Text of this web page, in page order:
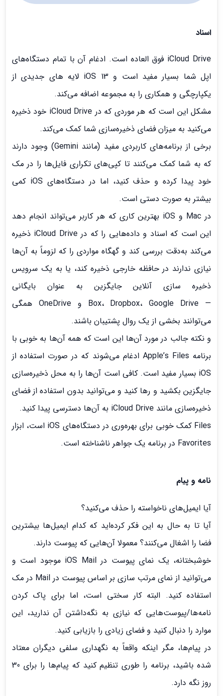
اسناد
iCloud Drive فوق العاده است. ادغام آن با تمام دستگاه‌های
اپل شما بسیار مفید است و iOS 13 لایه های جدیدی از
یکپارچگی و همکاری را به مجموعه اضافه می‌کند.
مشکل این است که هر موردی که در iCloud Drive خود ذخیره
می‌کنید به میزان فضای ذخیره‌سازی شما کمک می‌کند.
برخی از برنامه‌های کاربردی مفید (مانند Gemini) وجود دارند
که به شما کمک می‌کنند تا کپی‌های تکراری فایل‌ها را در مک
خود پیدا کرده و حذف کنید، اما در دستگاه‌های iOS کمی
بیشتر به صورت دستی است.
در Mac و iOS بهترین کاری که هر کاربر می‌تواند انجام دهد
این است که اسناد و داده‌هایی را که در iCloud Drive ذخیره
می‌کند به‌دقت بررسی کند و گهگاه مواردی را که لزوماً به آن‌ها
نیازی ندارند در حافظه خارجی ذخیره کند، یا به یک سرویس
ذخیره سازی آنلاین جایگزین به عنوان بایگانی
— Box، Dropbox، Google Drive و OneDrive همگی
می‌توانند بخشی از یک روال پشتیبان باشند.
و نکته جالب در مورد آن‌ها این است که همه آن‌ها به خوبی با
برنامه Apple’s Files ادغام می‌شوند که در صورت استفاده از
iOS بسیار مفید است. کافی است آن‌ها را به محل ذخیره‌سازی
جایگزین بکشید و رها کنید و می‌توانید بدون استفاده از فضای
ذخیره‌سازی مانند iCloud Drive به آن‌ها دسترسی پیدا کنید.
Files کمک خوبی برای بهره‌وری در دستگاه‌های iOS است، ابزار
Favorites در برنامه یک جواهر ناشناخته است.
نامه و پیام
آیا ایمیل‌های ناخواسته را حذف می‌کنید؟
آیا تا به حال به این فکر کرده‌اید که کدام ایمیل‌ها بیشترین
فضا را اشغال می‌کنند؟ معمولا آن‌هایی که پیوست دارند.
خوشبختانه، یک نمای پیوست در iOS Mail موجود است و
می‌توانید از نمای مرتب سازی بر اساس پیوست در Mail در مک
استفاده کنید. البته کار سختی است، اما برای پاک کردن
نامه‌ها/پیوست‌هایی که نیازی به نگه‌داشتن آن ندارید، این
موارد را دنبال کنید و فضای زیادی را بازیابی کنید.
در پیام‌ها، مگر اینکه واقعاً به نگهداری سلفی دیگران معتاد
شده باشید، برنامه را طوری تنظیم کنید که پیام‌ها را برای 30
روز نگه دارد.